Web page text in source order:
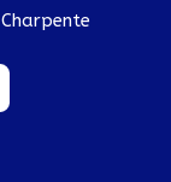
Charpente